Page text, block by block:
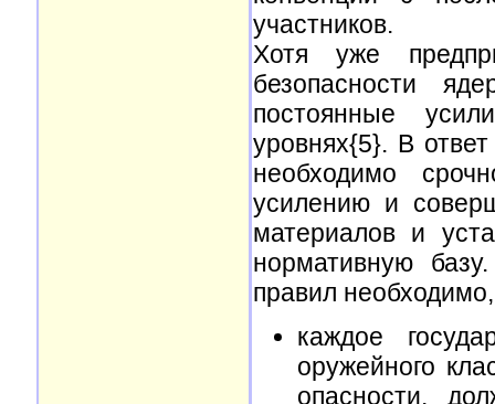
участников.
Хотя уже
безопасности
постоянные
уровнях{5}. В
необходимо
усилению и
материалов и
нормативную
правил
каждое
оружейного
опасности,